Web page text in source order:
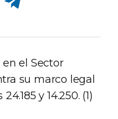
el Sector
su marco legal
y 14.250. (1)